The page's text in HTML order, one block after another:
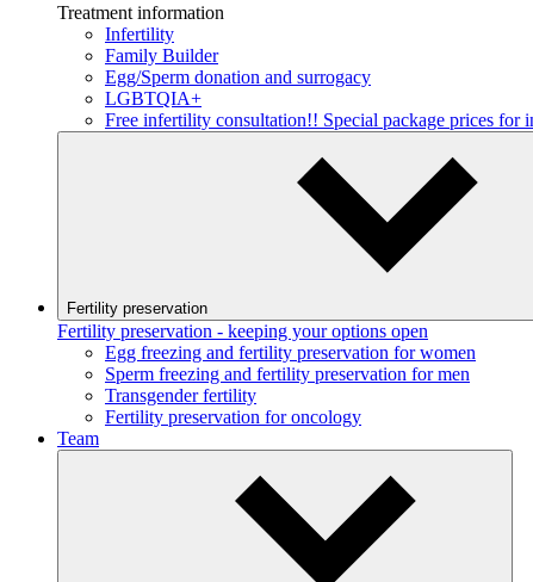
Treatment information
Infertility
Family Builder
Egg/Sperm donation and surrogacy
LGBTQIA+
Free infertility consultation!! Special package prices for
Fertility preservation
Fertility preservation - keeping your options open
Egg freezing and fertility preservation for women
Sperm freezing and fertility preservation for men
Transgender fertility
Fertility preservation for oncology
Team